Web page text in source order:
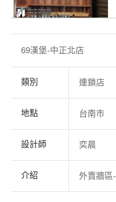
69漢堡-中正北店
類別 連鎖店
地點 台南市
設計師 奕晨
介紹 外賣牆區